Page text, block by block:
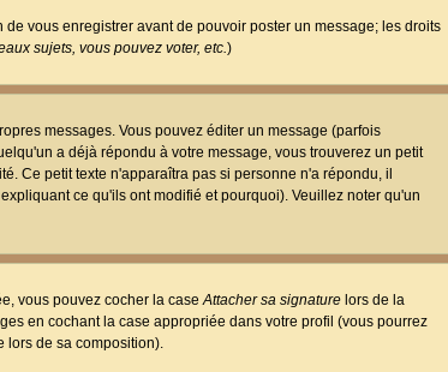
vous enregistrer avant de pouvoir poster un message; les droits
sujets, vous pouvez voter, etc.)
messages. Vous pouvez éditer un message (parfois
a déjà répondu à votre message, vous trouverez un petit
Ce petit texte n'apparaîtra pas si personne n'a répondu, il
ce qu'ils ont modifié et pourquoi). Veuillez noter qu'un
vous pouvez cocher la caseAttacher sa signature lors de la
en cochant la case appropriée dans votre profil (vous pourrez
lors de sa composition).